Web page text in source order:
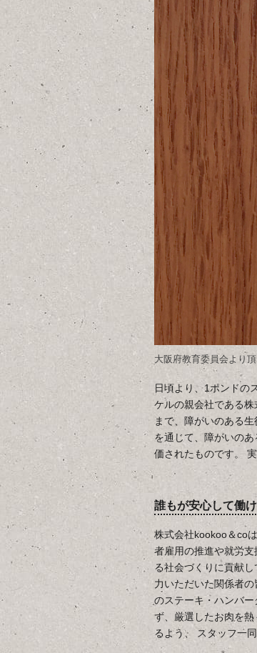
大阪府教育委員会より
日頃より、1ポンドの
ケルの親会社である
まで、障がいのある
を通じて、障がいの
価されたものです。
誰もが安心して働
株式会社kookoo＆co
者雇用の推進や就労
る社会づくりに貢献
力いただいた関係者
のステーキ・ハンバ
ず、厳選したお肉を
るよう、 スタッフ一